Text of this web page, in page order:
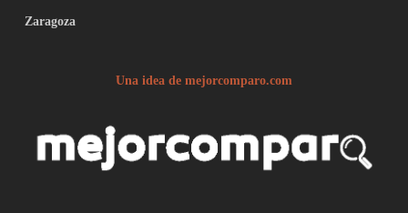
Zaragoza
Una idea de mejorcomparo.com